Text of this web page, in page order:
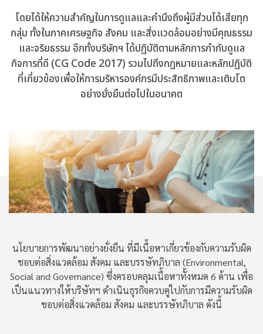
โดยได้ให้ความสำคัญในการดูแลและคำนึงถึงผู้มีส่วนได้เสียทุก
กลุ่ม ทั้งในภาคเศรษฐกิจ สังคม และสิ่งแวดล้อมอย่างมีคุณธรรม
และจริยธรรม อีกทั้งบริษัทฯ ได้ปฏิบัติตามหลักการกำกับดูแล
กิจการที่ดี (CG Code 2017) รวมไปถึงกฎหมายและหลักปฏิบัติ
ที่เกี่ยวข้องเพื่อให้การบริหารองค์กรมีประสิทธิภาพและเติบโต
อย่างยั่งยืนต่อไปในอนาคต
นโยบายการพัฒนาอย่างยั่งยืน ที่มีเนื้อหาเกี่ยวข้องกับความรับผิด
ชอบต่อสิ่งแวดล้อม สังคม และบรรษัทภิบาล (Environmental,
Social and Governance) ซึ่งครอบคลุมเนื้อหาทั้งหมด 6 ด้าน เพื่อ
เป็นแนวทางให้บริษัทฯ ดำเนินธุรกิจควบคู่ไปกับการมีความรับผิด
ชอบต่อสิ่งแวดล้อม สังคม และบรรษัทภิบาล ดังนี้